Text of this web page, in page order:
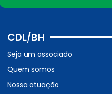
CDL/BH
Seja um associado
Quem somos
Nossa atuação